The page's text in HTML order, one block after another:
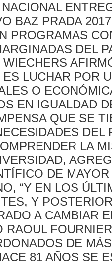
BAZ PRADA
PROGRAMAS
DEL
LUCHAR POR
O
EN IGUALDAD
QUE SE
LA
DE
“Y EN LOS
Y
A CAMBIAR
RAOUL
DE
81 AÑOS SE